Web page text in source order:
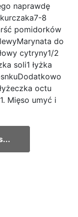
naprawdę
kurczaka7-8
pomidorków
do
cytryny1/2
soli1 łyżka
octu
Mięso umyć i